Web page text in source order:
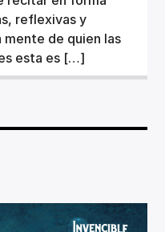
reflexivas y
mente de quien las
esta es […]